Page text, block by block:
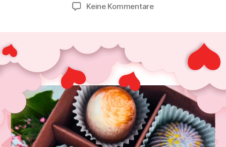
Keine Kommentarezu